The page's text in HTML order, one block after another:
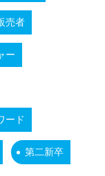
売者
ー
ード
第二新卒